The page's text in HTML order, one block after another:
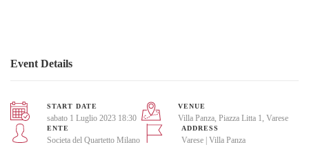
Event Details
START DATE
sabato 1 Luglio 2023 18:30
VENUE
Villa Panza, Piazza Litta 1, Varese
ENTE
Societa del Quartetto Milano
ADDRESS
Varese | Villa Panza